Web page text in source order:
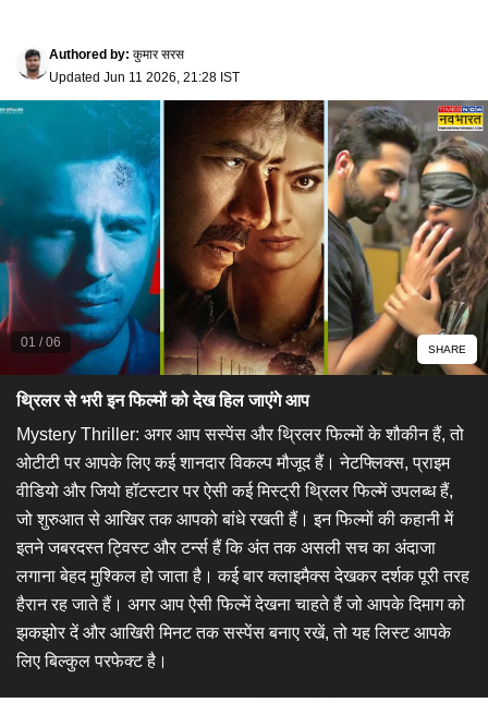
Authored by: कुमार सरस
Updated Jun 11 2026, 21:28 IST
01 /06 SHARE
थ्रिलर से भरी इन फिल्मों को देख हिल जाएंगे आप
Mystery Thriller: अगर आप सस्पेंस और थ्रिलर फिल्मों के शौकीन हैं, तो
ओटीटी पर आपके लिए कई शानदार विकल्प मौजूद हैं। नेटफ्लिक्स, प्राइम
वीडियो और जियो हॉटस्टार पर ऐसी कई मिस्ट्री थ्रिलर फिल्में उपलब्ध हैं,
जो शुरुआत से आखिर तक आपको बांधे रखती हैं। इन फिल्मों की कहानी में
इतने जबरदस्त ट्विस्ट और टर्न्स हैं कि अंत तक असली सच का अंदाजा
लगाना बेहद मुश्किल हो जाता है। कई बार क्लाइमैक्स देखकर दर्शक पूरी तरह
हैरान रह जाते हैं। अगर आप ऐसी फिल्में देखना चाहते हैं जो आपके दिमाग को
झकझोर दें और आखिरी मिनट तक सस्पेंस बनाए रखें, तो यह लिस्ट आपके
लिए बिल्कुल परफेक्ट है।